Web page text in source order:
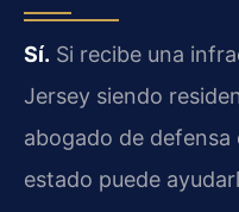
Sí. Si recibe una
Jersey siendo
abogado de defensa
estado puede